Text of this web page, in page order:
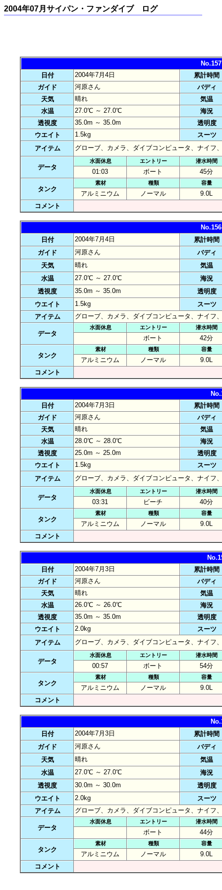
2004年07月サイパン・ファンダイブ ログ
日付
2004年7月4日
累計時間
ガイド
河原さん
バディ
天気
晴れ
気温
水温
27.0℃ ～ 27.0℃
海況
透視度
35.0m ～ 35.0m
透明度
ウエイト
1.5kg
スーツ
アイテム
グローブ、カメラ、ダイブコンピュータ、ナイフ
データ
水面休息 エントリー 潜水時間
01:03 ボート 45分
タンク
素材 種類 容量
アルミニウム ノーマル
9.0L
コメント
日付
2004年7月4日
累計時間
ガイド
河原さん
バディ
天気
晴れ
気温
水温
27.0℃ ～ 27.0℃
海況
透視度
35.0m ～ 35.0m
透明度
ウエイト
1.5kg
スーツ
アイテム
グローブ、カメラ、ダイブコンピュータ、ナイフ
データ
水面休息 エントリー 潜水時間
ボート 42分
タンク
素材 種類 容量
アルミニウム ノーマル
9.0L
コメント
日付
2004年7月3日
累計時間
ガイド
河原さん
バディ
天気
晴れ
気温
水温
28.0℃ ～ 28.0℃
海況
透視度
25.0m ～ 25.0m
透明度
ウエイト
1.5kg
スーツ
アイテム
グローブ、カメラ、ダイブコンピュータ、ナイフ
データ
水面休息 エントリー 潜水時間
03:31 ビーチ 40分
タンク
素材 種類 容量
アルミニウム ノーマル
9.0L
コメント
日付
2004年7月3日
累計時間
ガイド
河原さん
バディ
天気
晴れ
気温
水温
26.0℃ ～ 26.0℃
海況
透視度
35.0m ～ 35.0m
透明度
ウエイト
2.0kg
スーツ
アイテム
グローブ、カメラ、ダイブコンピュータ、ナイフ
データ
水面休息 エントリー 潜水時間
00:57 ボート 54分
タンク
素材 種類 容量
アルミニウム ノーマル
9.0L
コメント
日付
2004年7月3日
累計時間
ガイド
河原さん
バディ
天気
晴れ
気温
水温
27.0℃ ～ 27.0℃
海況
透視度
30.0m ～ 30.0m
透明度
ウエイト
2.0kg
スーツ
アイテム
グローブ、カメラ、ダイブコンピュータ、ナイフ
データ
水面休息 エントリー 潜水時間
ボート 44分
タンク
素材 種類 容量
アルミニウム ノーマル
9.0L
コメント